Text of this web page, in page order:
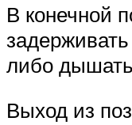
В конечной
либо
Выход из